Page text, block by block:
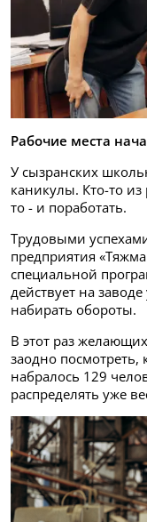
Рабочие места
У сызранских
каникулы. Кто-то из
то - и поработать.
Трудовыми
предприятия
специальной
действует на
набирать обороты.
В этот раз
заодно посмотреть,
набралось 129
распределять уже